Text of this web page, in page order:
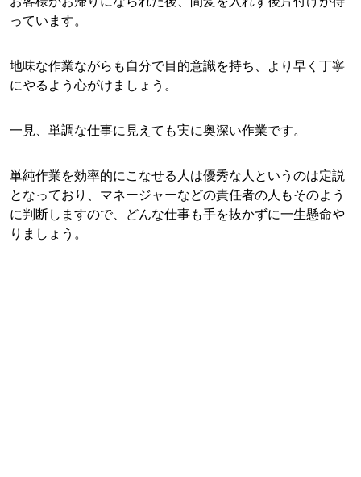
っています。
地味な作業ながらも自分で目的意識を持ち、より早く丁寧
にやるよう心がけましょう。
一見、単調な仕事に見えても実に奥深い作業です。
単純作業を効率的にこなせる人は優秀な人というのは定説
となっており、マネージャーなどの責任者の人もそのよう
に判断しますので、どんな仕事も手を抜かずに一生懸命や
りましょう。